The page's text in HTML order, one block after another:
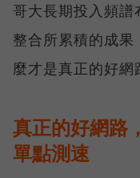
哥大長期投入頻
整合所累積的成
麼才是真正的好網
真正的好網路
單點測速